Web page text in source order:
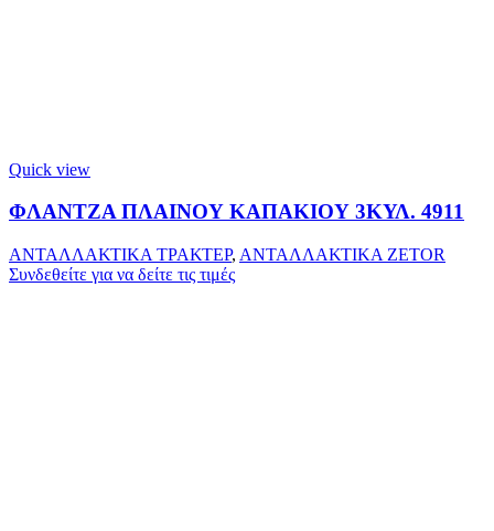
Quick view
ΦΛΑΝΤΖΑ ΠΛΑΙΝΟΥ ΚΑΠΑΚΙΟΥ 3ΚΥΛ. 4911
ΑΝΤΑΛΛΑΚΤΙΚΑ ΤΡΑΚΤΕΡ, ΑΝΤΑΛΛΑΚΤΙΚΑ ZETOR
Συνδεθείτε για να δείτε τις τιμές